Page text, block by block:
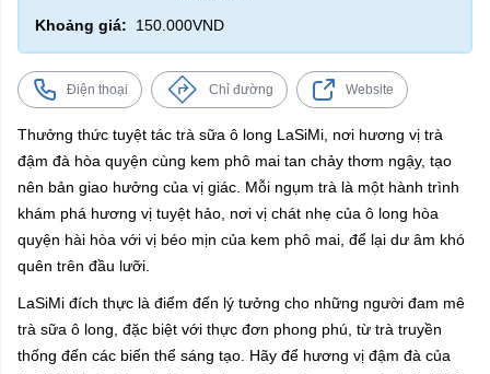
Khoảng giá:
150.000VND
Điện thoại Chỉ đường Website
Thưởng thức tuyệt tác trà sữa ô long LaSiMi, nơi hương vị trà
đậm đà hòa quyện cùng kem phô mai tan chảy thơm ngậy, tạo
nên bản giao hưởng của vị giác. Mỗi ngụm trà là một hành trình
khám phá hương vị tuyệt hảo, nơi vị chát nhẹ của ô long hòa
quyện hài hòa với vị béo mịn của kem phô mai, để lại dư âm khó
quên trên đầu lưỡi.
LaSiMi đích thực là điểm đến lý tưởng cho những người đam mê
trà sữa ô long, đặc biệt với thực đơn phong phú, từ trà truyền
thống đến các biến thể sáng tạo. Hãy để hương vị đậm đà của